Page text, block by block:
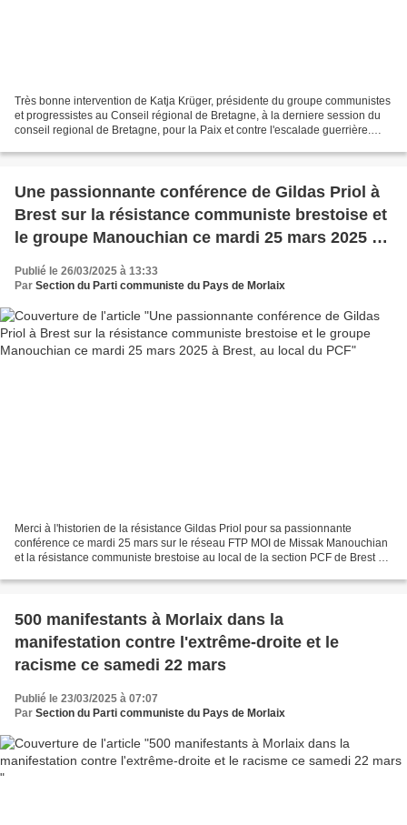
Très bonne intervention de Katja Krüger, présidente du groupe communistes
et progressistes au Conseil régional de Bretagne, à la derniere session du
conseil regional de Bretagne, pour la Paix et contre l'escalade guerrière.
Une passionnante conférence de Gildas Priol à
Brest sur la résistance communiste brestoise et
le groupe Manouchian ce mardi 25 mars 2025 à
Publié le 26/03/2025 à 13:33
Par Section du Parti communiste du Pays de Morlaix
Merci à l'historien de la résistance Gildas Priol pour sa passionnante
conférence ce mardi 25 mars sur le réseau FTP MOI de Missak Manouchian
et la résistance communiste brestoise au local de la section PCF de Brest et
500 manifestants à Morlaix dans la
manifestation contre l'extrême-droite et le
racisme ce samedi 22 mars
Publié le 23/03/2025 à 07:07
Par Section du Parti communiste du Pays de Morlaix